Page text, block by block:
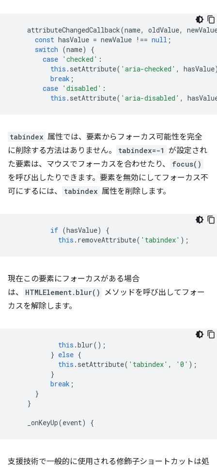
attributeChangedCallback(name, oldValue,
const hasValue = newValue !== null ;
switch (name)
{
case 'checked' :
this . setAttribute( 'aria-checked' , hasValue
break ;
case 'disabled' :
this . setAttribute( 'aria-disabled' ,
tabindex 属性では、要素からフォーカス可能性を完全
に削除する方法はありません。
tabindex=-1 が設定され
た要素は、マウスでフォーカスを合わせたり、
focus()
を呼び出したりできます。要素を無効にしてフォーカス不
可にするには、
tabindex 属性を削除します。
if (hasValue)
{
this . removeAttribute( 'tabindex' );
現在この要素にフォーカスがある場合
は、
HTMLElement.blur()
メソッドを呼び出してフォー
カスを解除します。
this .blur();
} else {
this . setAttribute( 'tabindex' , '0' );
}
break ;
}
}
_onKeyUp(event) {
支援技術で一般的に使用される修飾子ショートカットは処